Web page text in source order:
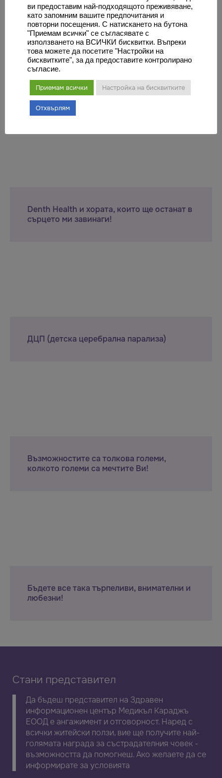
Историята на Елена Енева
Denth Health и хората, които ще останат в
сърцето ми завинаги!
ДЦП (детска церебрална парализа)
Възможностите са толкова големи,
колкото големи са мечтите Ви!
Бъдете все така търпеливи, внимателни и
любезни!
Стани представител
Да бъдеш представител на Здравен
информационен център Медикъл Караджъ
ЕООД е ангажимент и отговорност. Наред с
всички житейски ползи, вие ще получите най-
голямата награда за състрадателния човек -
възможността да помогнеш. Ако желаете да се
информирате за условията
ви предоставим най-подходящото преживяване,
като запомним вашите предпочитания и
повторни посещения. С натискането на бутона
"Приемам всички" се съгласявате с
използването на ВСИЧКИ бисквитки. Въпреки
това можете да посетите "Настройки на
бисквитките", за да предоставите контролирано
съгласие.
Приемам всички Настройка на бисквитките
Отхвърлям